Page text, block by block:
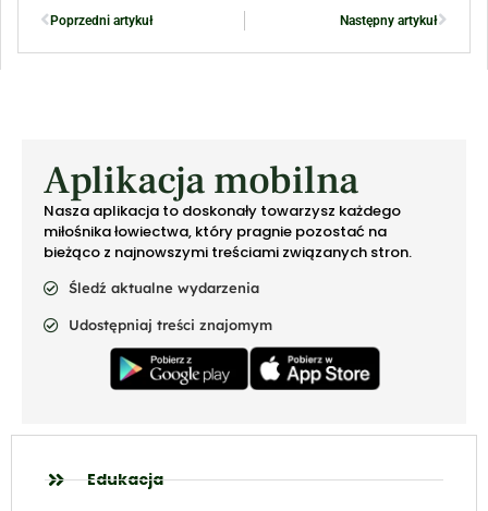
Poprzedni artykuł Następny artykuł
Aplikacja mobilna
Nasza aplikacja to doskonały towarzysz każdego
miłośnika łowiectwa, który pragnie pozostać na
bieżąco z najnowszymi treściami związanych stron.
Śledź aktualne wydarzenia
Udostępniaj treści znajomym
Edukacja